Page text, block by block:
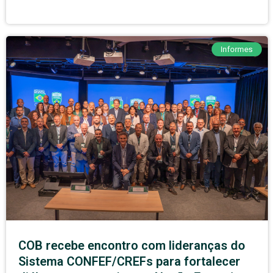
Informes
COB recebe encontro com lideranças do
Sistema CONFEF/CREFs para fortalecer